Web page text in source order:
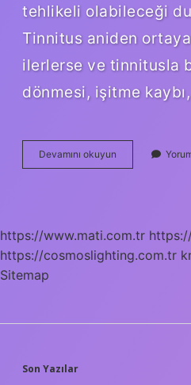
tehlikeli olabileceği
Tinnitus aniden ortaya
ilerlerse ve tinnitusla
dönmesi, işitme
Devamını okuyun
Çınlaması
https://www.mati.com.tr
https://cosmoslighting.com.tr
Sitemap
Son Yazılar